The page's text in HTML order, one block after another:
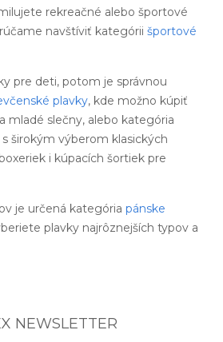
rekreačné alebo športové
navštíviť kategórii športové
pre deti, potom je správnou
plavky, kde možno kúpiť
mladé slečny, alebo kategória
s širokým výberom klasických
i kúpacích šortiek pre
je určená kategória pánske
plavky najrôznejších typov a
NEWSLETTER